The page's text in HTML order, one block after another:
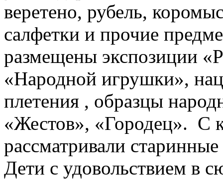
веретено, рубель,
салфетки и прочие
размещены экспозиции
«Народной игрушки»,
плетения , образцы
«Жестов», «Городец». С
рассматривали
Дети с удовольствием в